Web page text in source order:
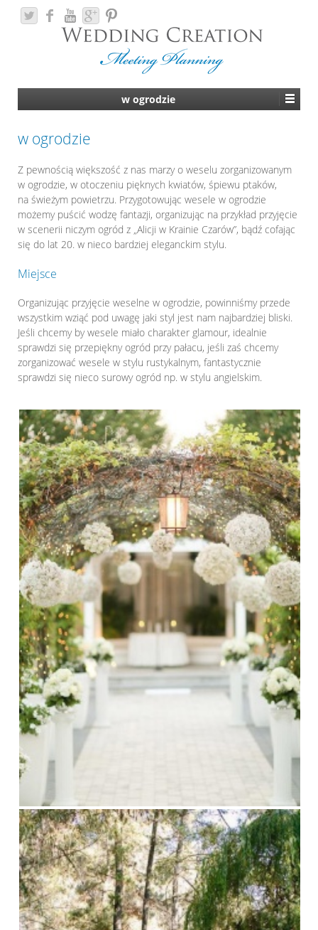
w ogrodzie
w ogrodzie
Z pewnością większość z nas marzy o weselu zorganizowanym
w ogrodzie, w otoczeniu pięknych kwiatów, śpiewu ptaków,
na świeżym powietrzu. Przygotowując wesele w ogrodzie
możemy puścić wodzę fantazji, organizując na przykład przyjęcie
w scenerii niczym ogród z „Alicji w Krainie Czarów”, bądź cofając
się do lat 20. w nieco bardziej eleganckim stylu.
Miejsce
Organizując przyjęcie weselne w ogrodzie, powinniśmy przede
wszystkim wziąć pod uwagę jaki styl jest nam najbardziej bliski.
Jeśli chcemy by wesele miało charakter glamour, idealnie
sprawdzi się przepiękny ogród przy pałacu, jeśli zaś chcemy
zorganizować wesele w stylu rustykalnym, fantastycznie
sprawdzi się nieco surowy ogród np. w stylu angielskim.